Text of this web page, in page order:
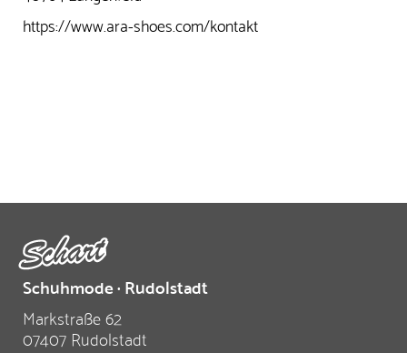
https://www.ara-shoes.com/kontakt
Schuhmode · Rudolstadt
Markstraße 62
07407 Rudolstadt